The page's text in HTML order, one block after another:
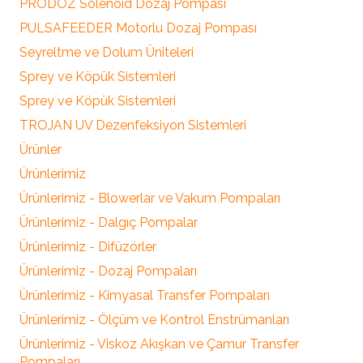
PRODOZ Solenoid Dozaj Pompası
PULSAFEEDER Motorlu Dozaj Pompası
Seyreltme ve Dolum Üniteleri
Sprey ve Köpük Sistemleri
Sprey ve Köpük Sistemleri
TROJAN UV Dezenfeksiyon Sistemleri
Ürünler
Ürünlerimiz
Ürünlerimiz - Blowerlar ve Vakum Pompaları
Ürünlerimiz - Dalgıç Pompalar
Ürünlerimiz - Difüzörler
Ürünlerimiz - Dozaj Pompaları
Ürünlerimiz - Kimyasal Transfer Pompaları
Ürünlerimiz - Ölçüm ve Kontrol Enstrümanları
Ürünlerimiz - Viskoz Akışkan ve Çamur Transfer